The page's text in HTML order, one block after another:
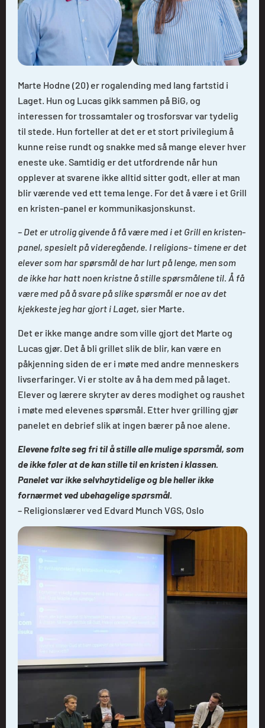
Marte Hodne (20) er rogalending med lang fartstid i
Laget. Hun og Lucas gikk sammen på BiG, og
interessen for trossamtaler og trosforsvar var tydelig
til stede. Hun forteller at det er et stort privilegium å
kunne reise rundt og snakke med så mange elever hver
eneste uke. Samtidig er det utfordrende når hun
opplever at svarene ikke alltid sitter godt, eller at man
blir værende ved ett tema lenge. For det å være i et Grill
en kristen-panel er kommunikasjonskunst.
– Det er utrolig givende å få være med i et Grill en kristen-
panel, spesielt på videregående. I religions- timene er det
elever som har spørsmål de har lurt på lenge, men som
de ikke har hatt noen kristne å stille spørsmålene til. Å få
være med på å svare på slike spørsmål er noe av det
kjekkeste jeg har gjort i Laget, sier Marte.
Det er ikke mange andre som ville gjort det Marte og
Lucas gjør. Det å bli grillet slik de blir, kan være en
påkjenning siden de er i møte med andre menneskers
livserfaringer. Vi er stolte av å ha dem med på laget.
Elever og lærere skryter av deres modighet og raushet
i møte med elevenes spørsmål. Etter hver grilling gjør
panelet en debrief slik at ingen bærer på noe alene.
Elevene følte seg fri til å stille alle mulige spørsmål, som
de ikke føler at de kan stille til en kristen i klassen.
Panelet var ikke selvhøytidelige og ble heller ikke
fornærmet ved ubehagelige spørsmål.
– Religionslærer ved Edvard Munch VGS, Oslo